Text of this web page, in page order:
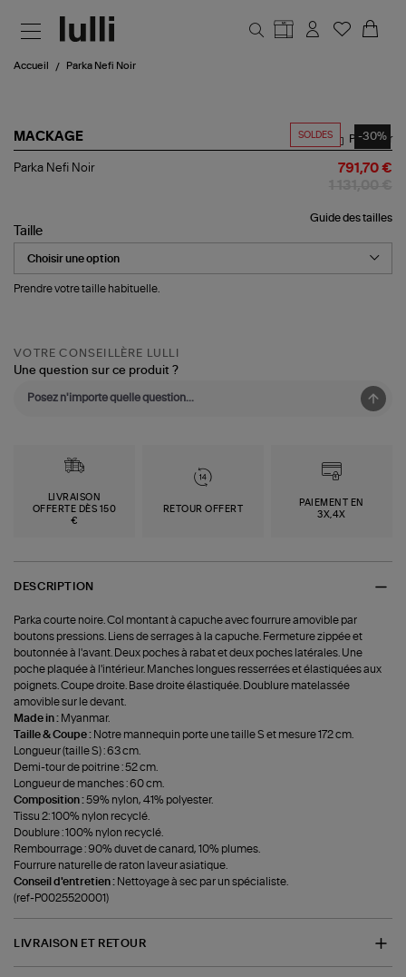
Accueil Parka Nefi Noir
SOLDES -30%
MACKAGE
Parka
Partager
Parka Nefi Noir 791,70 €
Guide des tailles
Taille
Prendre votre taille habituelle.
VOTRE CONSEILLÈRE LULLI
Une question sur ce produit ?
LIVRAISON
OFFERTE DÈS 150
€
RETOUR OFFERT
PAIEMENT EN
3X,4X
DESCRIPTION
Parka courte noire. Col montant à capuche avec fourrure amovible par
boutons pressions. Liens de serrages à la capuche. Fermeture zippée et
boutonnée à l'avant. Deux poches à rabat et deux poches latérales. Une
poche plaquée à l'intérieur. Manches longues resserrées et élastiquées aux
poignets. Coupe droite. Base droite élastiquée. Doublure matelassée
amovible sur le devant.
Made in : Myanmar.
Taille & Coupe : Notre mannequin porte une taille S et mesure 172 cm.
Longueur (taille S) : 63 cm.
Demi-tour de poitrine : 52 cm.
Longueur de manches : 60 cm.
Composition :59% nylon, 41% polyester.
Tissu 2: 100% nylon recyclé.
Doublure : 100% nylon recyclé.
Rembourrage : 90% duvet de canard, 10% plumes.
Fourrure naturelle de raton laveur asiatique.
Conseil d'entretien : Nettoyage à sec par un spécialiste.
(ref-P0025520001)
LIVRAISON ET RETOUR